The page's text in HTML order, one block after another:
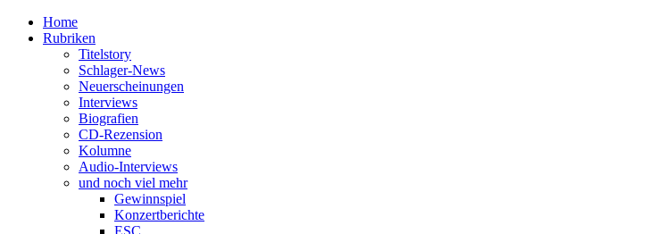
Home
Rubriken
Titelstory
Schlager-News
Neuerscheinungen
Interviews
Biografien
CD-Rezension
Kolumne
Audio-Interviews
und noch viel mehr
Gewinnspiel
Konzertberichte
ESC